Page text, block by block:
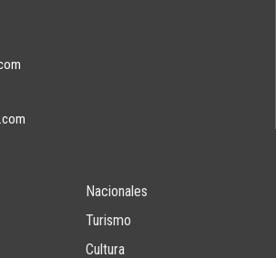
Nacionales
Turismo
Cultura